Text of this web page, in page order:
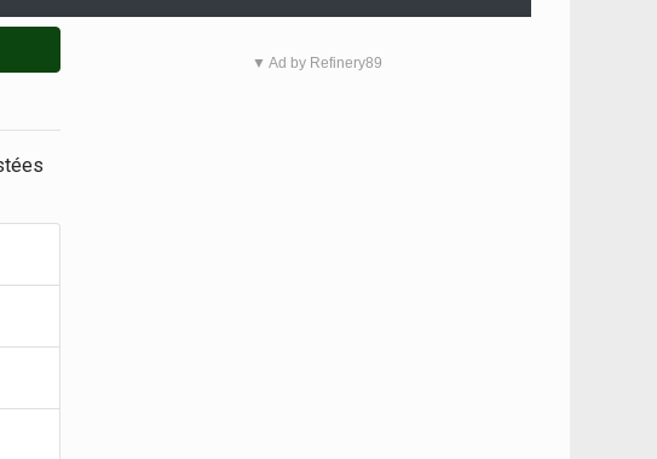
▼ Ad by Refinery89